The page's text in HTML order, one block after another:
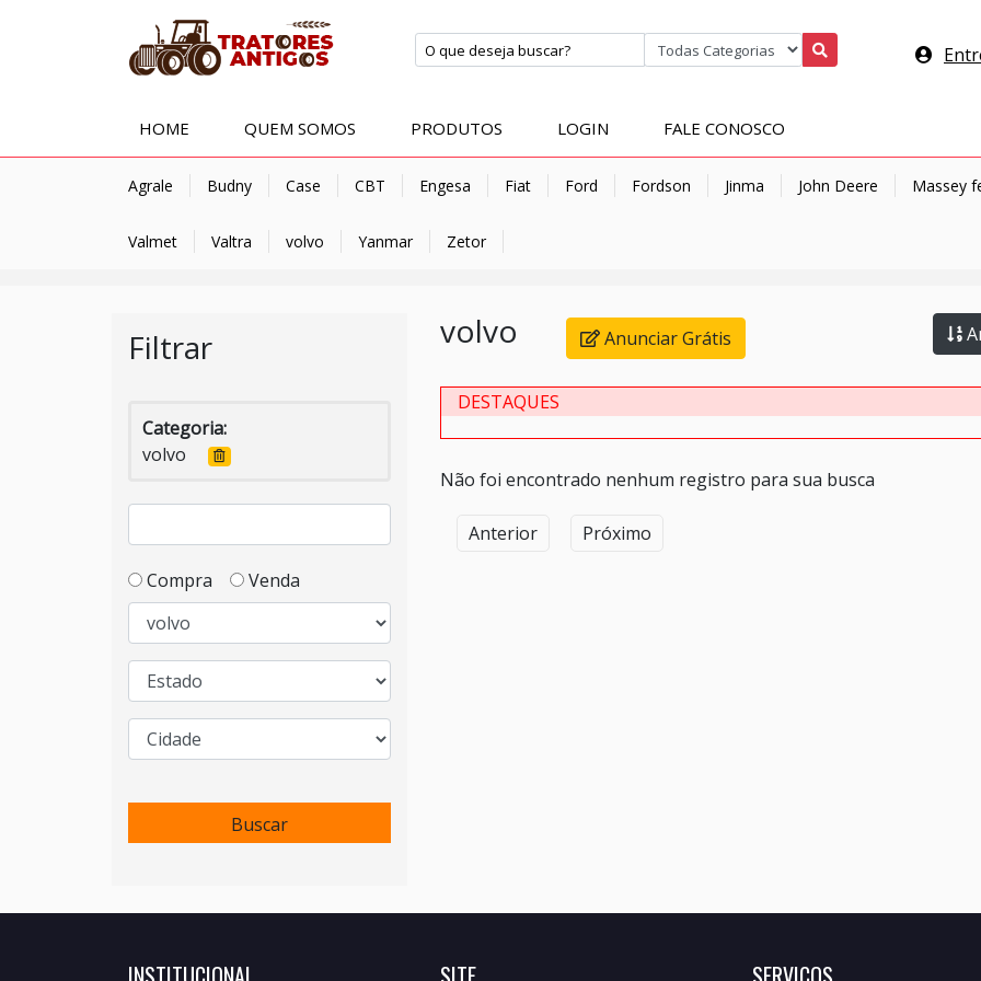
HOME QUEM SOMOS PRODUTOS LOGIN FALE CONOSCO
Agrale Budny Case CBT Engesa Fiat Ford Fordson Jinma John Deere Massey
Valmet Valtra volvo Yanmar Zetor
Filtrar
Categoria:
volvo
Compra Venda
Buscar
volvo Anunciar Grátis
DESTAQUES
Não foi encontrado nenhum registro para sua busca
Anterior Próximo